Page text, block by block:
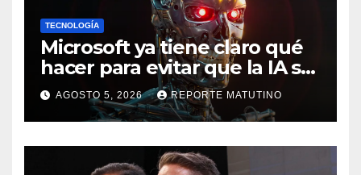
TECNOLOGÍA
Microsoft ya tiene claro qué
hacer para evitar que la IA se
salga de control
AGOSTO 5, 2026 REPORTE MATUTINO